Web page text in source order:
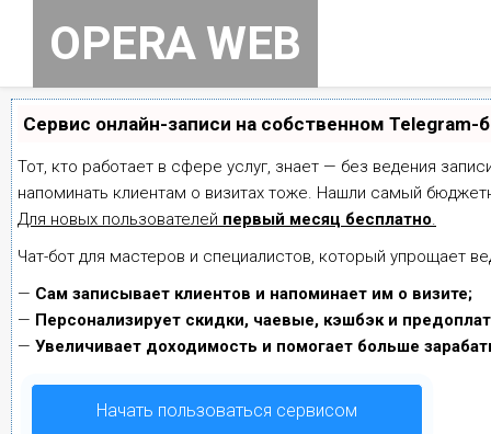
contentOPERA WEB
Сервис онлайн-записи на собственном Telegram-
Тот, кто работает в сфере услуг, знает — без ведения
напоминать клиентам о визитах тоже. Нашли самый
Для новых пользователей первый месяц бесплатно.
Чат-бот для мастеров и специалистов, который упрощает
— Сам записывает клиентов и напоминает им о визите;
— Персонализирует скидки, чаевые, кэшбэк и
— Увеличивает доходимость и помогает больше
Начать пользоваться сервисом